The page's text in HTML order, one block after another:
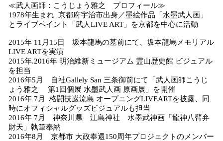
≪武人画師：こうじょう雅之 プロフィール≫
1978年生まれ 京都府宇治市出身／墨絵作品「水墨武人画」
とライブペイント「武人LIVE ART」を京都を中心に活動
2015年 11月15日 坂本龍馬の墓前にて、坂本龍馬メモリアル
LIVE ARTを実演
2015年.2016年 明治維新ミュージアム 霊山歴史館 ビジュアル
を担当
2016年5月 自社Gallely San 三条御前にて「武人画師こうじ
ょう雅之 第1回個展 水墨武人画 原画展」を開催
2016年 7月 格闘技巌流島 オープニングLIVEARTを披露、同
時にオフィシャルグッズビジュアルも担当
2016年 7月 神奈川県 江島神社 水墨武神画「龍神八臂弁
財天」執筆奉納
2016年8月 京都市 大政奉還150周年プロジェクトのメンバー